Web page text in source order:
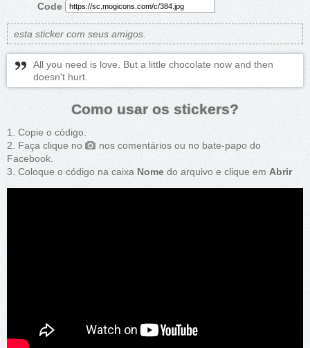
Code
esta sticker com seus amigos.
All you need is love. But a little chocolate now and then
doesn't hurt.
Como usar os stickers?
Copie o código.
Faça clique no
nos comentários ou no bate-papo do
Facebook.
Coloque o código na caixa Nome do arquivo e clique em Abrir